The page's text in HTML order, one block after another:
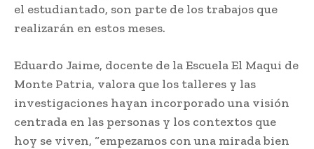
el estudiantado, son parte de los trabajos que
realizarán en estos meses.
Eduardo Jaime, docente de la Escuela El Maqui de
Monte Patria, valora que los talleres y las
investigaciones hayan incorporado una visión
centrada en las personas y los contextos que
hoy se viven, “empezamos con una mirada bien